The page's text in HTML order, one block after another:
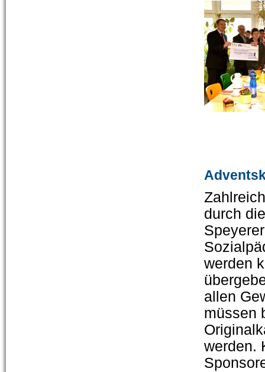
durch
werden
allen
müssen
werden.